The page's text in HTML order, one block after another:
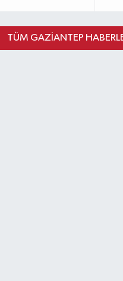
TÜM GAZIANTEP